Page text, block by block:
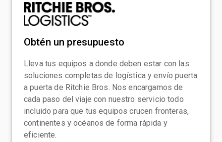
Obtén un presupuesto
Lleva tus equipos a donde deben estar con las
soluciones completas de logística y envío puerta
a puerta de Ritchie Bros. Nos encargamos de
cada paso del viaje con nuestro servicio todo
incluido para que tus equipos crucen fronteras,
continentes y océanos de forma rápida y
eficiente.